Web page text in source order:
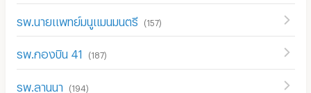
รพ.นายแพทย์มนูแมนมนตรี (157)
รพ.กองบิน 41 (187)
รพ.ลานนา (194 )